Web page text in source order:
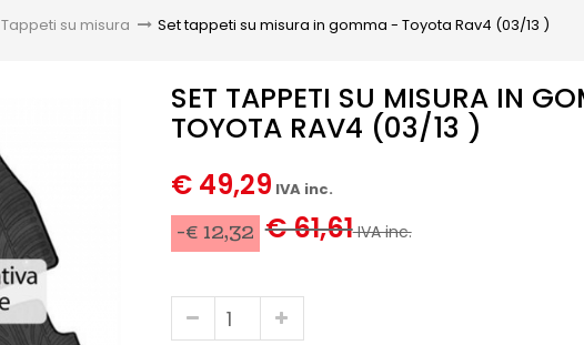
Tappeti su misura > Set tappeti su misura in gomma - Toyota Rav4 (03/13 )
SET TAPPETI SU MISURA IN
TOYOTA RAV4 (03/13 )
€ 49,29 IVA inc.
-€ 12,32 € 61,61IVA inc.